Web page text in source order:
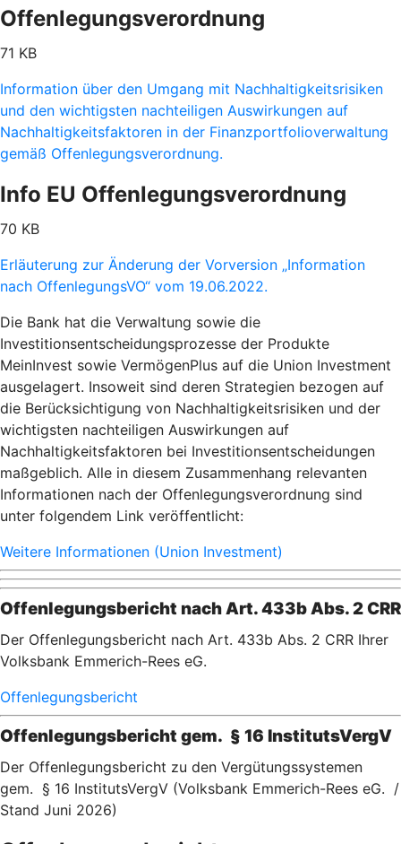
Offenlegungsverordnung
71 KB
Information über den Umgang mit Nachhaltigkeitsrisiken
und den wichtigsten nachteiligen Auswirkungen auf
Nachhaltigkeitsfaktoren in der Finanzportfolioverwaltung
gemäß Offenlegungsverordnung.
Info EU Offenlegungsverordnung
70 KB
Erläuterung zur Änderung der Vorversion „Information
nach OffenlegungsVO“ vom 19.06.2022.
Die Bank hat die Verwaltung sowie die
Investitionsentscheidungsprozesse der Produkte
MeinInvest sowie VermögenPlus auf die Union Investment
ausgelagert. Insoweit sind deren Strategien bezogen auf
die Berücksichtigung von Nachhaltigkeitsrisiken und der
wichtigsten nachteiligen Auswirkungen auf
Nachhaltigkeitsfaktoren bei Investitionsentscheidungen
maßgeblich. Alle in diesem Zusammenhang relevanten
Informationen nach der Offenlegungsverordnung sind
unter folgendem Link veröffentlicht:
Weitere Informationen (Union Investment)
Offenlegungsbericht nach Art. 433b Abs. 2 CRR
Der Offenlegungsbericht nach Art. 433b Abs. 2 CRR Ihrer
Volksbank Emmerich-Rees eG.
Offenlegungsbericht
Offenlegungsbericht gem. § 16 InstitutsVergV
Der Offenlegungsbericht zu den Vergütungssystemen
gem. § 16 InstitutsVergV (Volksbank Emmerich-Rees eG. /
Stand Juni 2026)